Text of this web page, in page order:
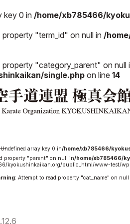
key 0 in /home/xb785466/
"term_id" on null in/
property "category_parent" on null
single.php on line 14
スケジュール
極真会館の世界
極真会館の理念
松井章奎館長 紹
介
極真の歴史
極真会
役員紹
各委員
Undefined array key 0 in/home/xb785466/
property "parent" on null in/home/xb785466/
kyokushinkaikan.org/public_html/www-test/
: Attempt to read property "cat_name" on